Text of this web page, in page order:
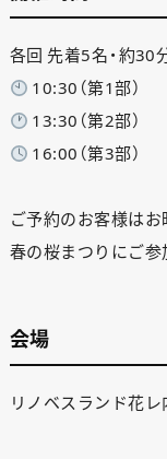
各回 先着5名・約30
10:30（第1部）
13:30（第2部）
16:00（第3部）
ご予約のお客様はお
春の桜まつりにご参
会場
リノベスランド花